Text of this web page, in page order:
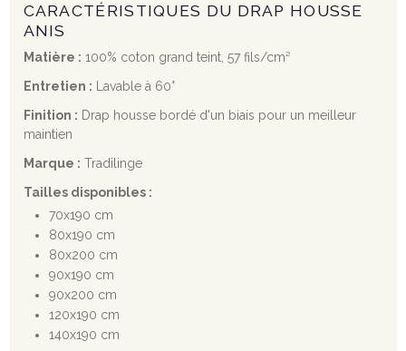
CARACTÉRISTIQUES DU DRAP HOUSSE
ANIS
Matière : 100% coton grand teint, 57 fils/cm²
Entretien : Lavable à 60°
Finition : Drap housse bordé d'un biais pour un meilleur
maintien
Marque : Tradilinge
Tailles disponibles :
70x190 cm
80x190 cm
80x200 cm
90x190 cm
90x200 cm
120x190 cm
140x190 cm